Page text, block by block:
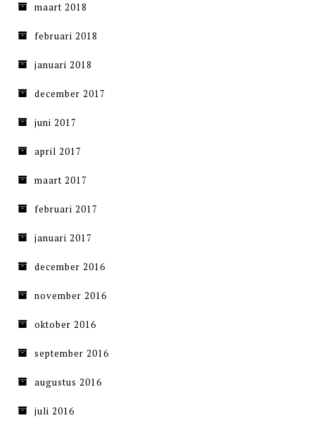
maart 2018
februari 2018
januari 2018
december 2017
juni 2017
april 2017
maart 2017
februari 2017
januari 2017
december 2016
november 2016
oktober 2016
september 2016
augustus 2016
juli 2016